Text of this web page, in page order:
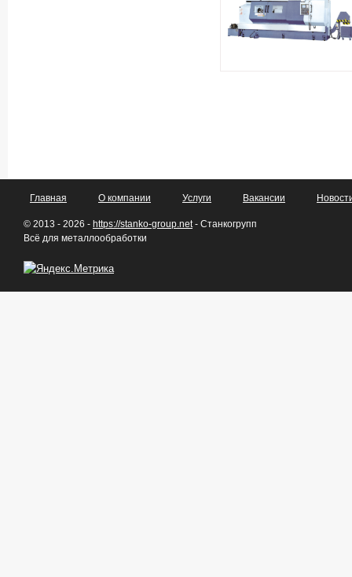
Главная О компании Услуги Вакансии
© 2013 - 2026 - https://stanko-group.net- Станкогрупп
Всё для металлообработки